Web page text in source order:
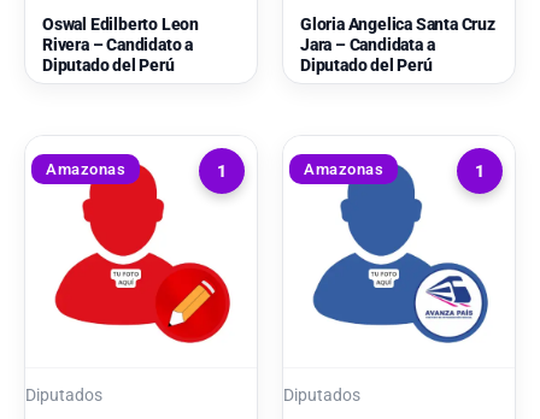
Oswal Edilberto Leon
Rivera – Candidato a
Diputado del Perú
Gloria Angelica Santa Cruz
Jara – Candidata a
Diputado del Perú
1
Amazonas
Diputados
1
Amazonas
Diputados